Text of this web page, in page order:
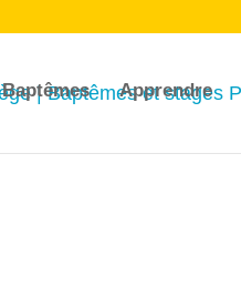
Baptêmes Apprendre